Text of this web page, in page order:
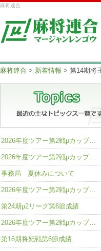
麻将連合
麻将連合 > 新着情報 > 第14期将
2026年度ツアー第2戦μカップ…
2026年度ツアー第2戦μカップ…
事務局 夏休みについて
2026年度ツアー第2戦μカップ…
第24期μ2リーグ第6節成績
2026年度ツアー第2戦μカップ…
第16期将妃戦第6節成績